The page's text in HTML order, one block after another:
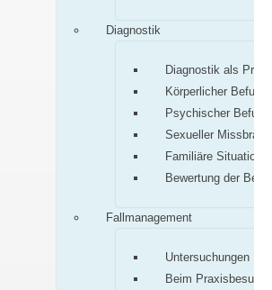
Diagnostik
Diagnostik als
Körperlicher Befund
Psychischer Befund
Sexueller
Familiäre Situation
Bewertung der
Fallmanagement
Untersuchungen
Beim Praxisbesuch